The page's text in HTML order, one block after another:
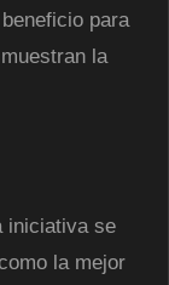
para
la
iniciativa se
la mejor